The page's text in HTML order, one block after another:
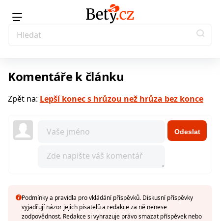
Komentáře k článku
Zpět na: Lepší konec s hrůzou než hrůza bez konce
Odeslat
Podmínky a pravidla pro vkládání příspěvků. Diskusní příspěvky
vyjadřují názor jejich pisatelů a redakce za ně nenese
zodpovědnost. Redakce si vyhrazuje právo smazat příspěvek nebo